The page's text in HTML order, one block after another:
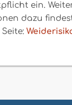
ein.
dazu